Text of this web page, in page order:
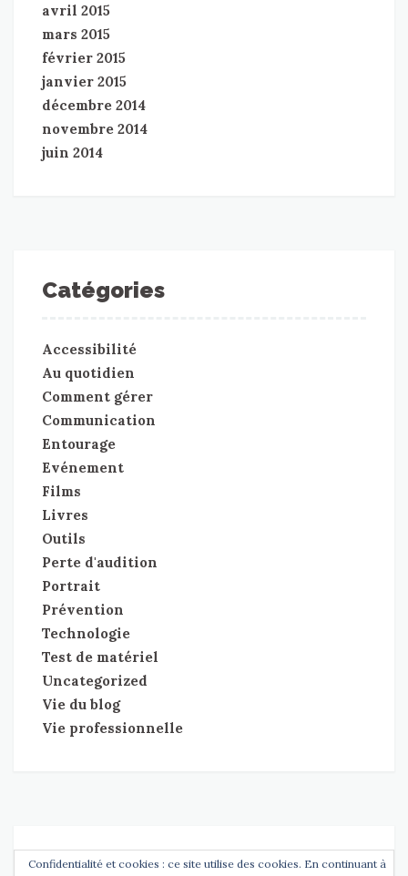
avril 2015
mars 2015
février 2015
janvier 2015
décembre 2014
novembre 2014
juin 2014
Catégories
Accessibilité
Au quotidien
Comment gérer
Communication
Entourage
Evénement
Films
Livres
Outils
Perte d'audition
Portrait
Prévention
Technologie
Test de matériel
Uncategorized
Vie du blog
Vie professionnelle
CopyrightEntendre l'Essentiel • tdMinimal Theme bytdThemes
Confidentialité et cookies : ce site utilise des cookies. En continuant à